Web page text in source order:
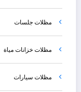
مظلات جلسات
مظلات خزانات مياة
مظلات سيارات